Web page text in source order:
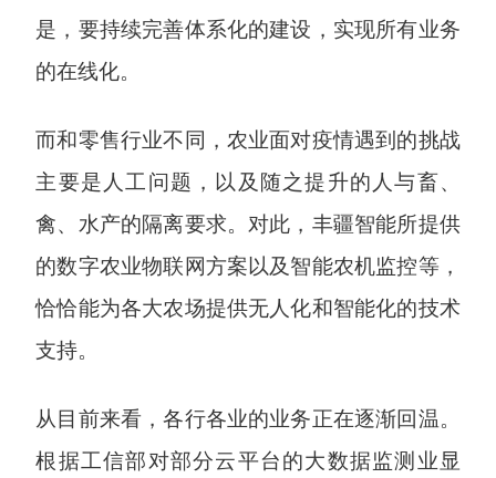
是，要持续完善体系化的建设，实现所有业务
的在线化。
而和零售行业不同，农业面对疫情遇到的挑战
主要是人工问题，以及随之提升的人与畜、
禽、水产的隔离要求。对此，丰疆智能所提供
的数字农业物联网方案以及智能农机监控等，
恰恰能为各大农场提供无人化和智能化的技术
支持。
从目前来看，各行各业的业务正在逐渐回温。
根据工信部对部分云平台的大数据监测业显